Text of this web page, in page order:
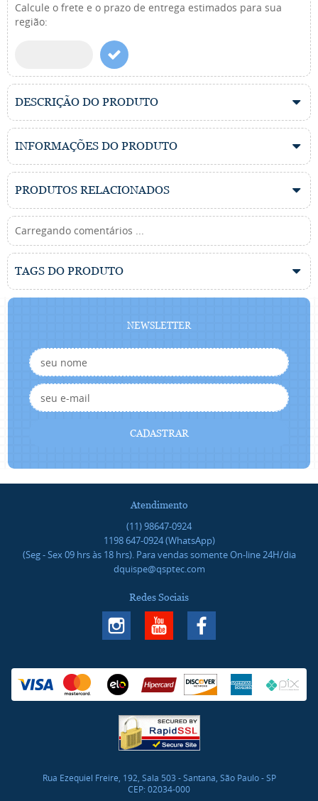
Calcule o frete e o prazo de entrega estimados para sua
região:
DESCRIÇÃO DO PRODUTO
INFORMAÇÕES DO PRODUTO
PRODUTOS RELACIONADOS
Carregando comentários ...
TAGS DO PRODUTO
NEWSLETTER
CADASTRAR
Atendimento
(11)98647-0924
1198647-0924(WhatsApp)
(Seg - Sex 09 hrs às 18 hrs). Para vendas somente On-line 24H/dia
dquispe@qsptec.com
Redes Sociais
Rua Ezequiel Freire, 192, Sala 503 -Santana, São Paulo-SP
CEP: 02034-000